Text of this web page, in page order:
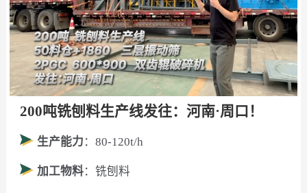
200吨铣刨料生产线发往：河南·周口！
生产能力 ：80-120t/h
加工物料：铣刨料